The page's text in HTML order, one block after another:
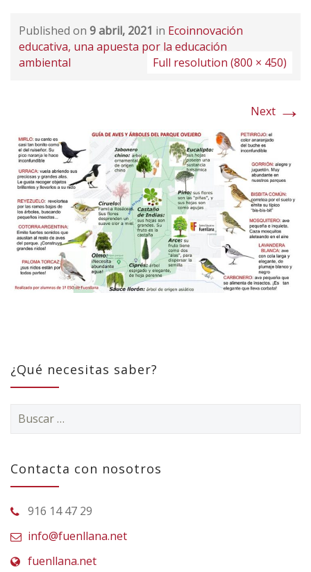
Published on 9 abril, 2021 in Ecoinnovación
educativa, una apuesta por la educación
ambiental
Full resolution (800 × 450)
Next →
¿Qué necesitas saber?
Buscar:
Contacta con nosotros
916 14 47 29
info@fuenllana.net
fuenllana.net